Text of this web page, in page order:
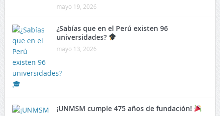
mayo 19, 2026
¿Sabías que en el Perú existen 96
universidades?
mayo 13, 2026
¡UNMSM cumple 475 años de fundación!